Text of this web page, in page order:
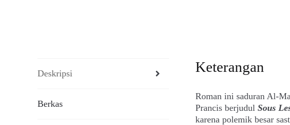
Deskripsi
Berkas
Keterangan
Roman ini saduran Al-
Prancis berjudul Sous
karena polemik besar